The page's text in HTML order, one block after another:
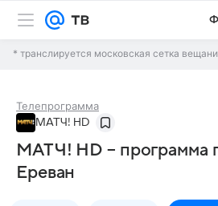
* транслируется московская сетка
Телепрограмма
МАТЧ! HD
МАТЧ! HD – программа
Ереван